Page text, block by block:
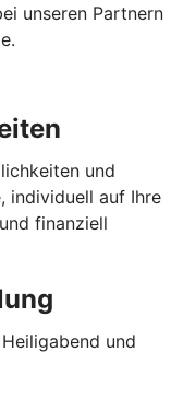
unseren Partnern
und
individuell auf Ihre
finanziell
und